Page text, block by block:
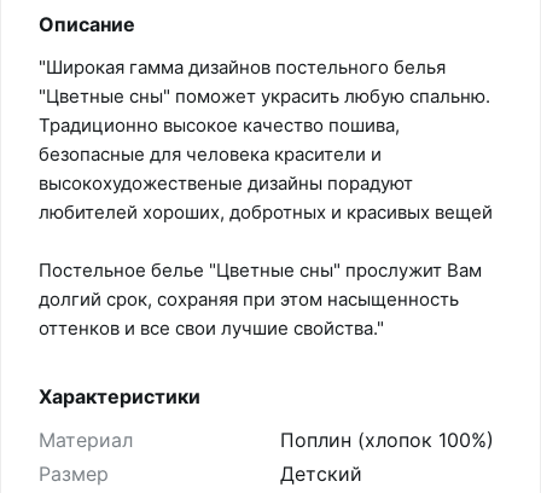
Описание
"Широкая гамма дизайнов постельного белья
"Цветные сны" поможет украсить любую спальню.
Традиционно высокое качество пошива,
безопасные для человека красители и
высокохудожественые дизайны порадуют
любителей хороших, добротных и красивых вещей
Постельное белье "Цветные сны" прослужит Вам
долгий срок, сохраняя при этом насыщенность
оттенков и все свои лучшие свойства."
Характеристики
Материал
Поплин (хлопок 100%)
Размер
Детский